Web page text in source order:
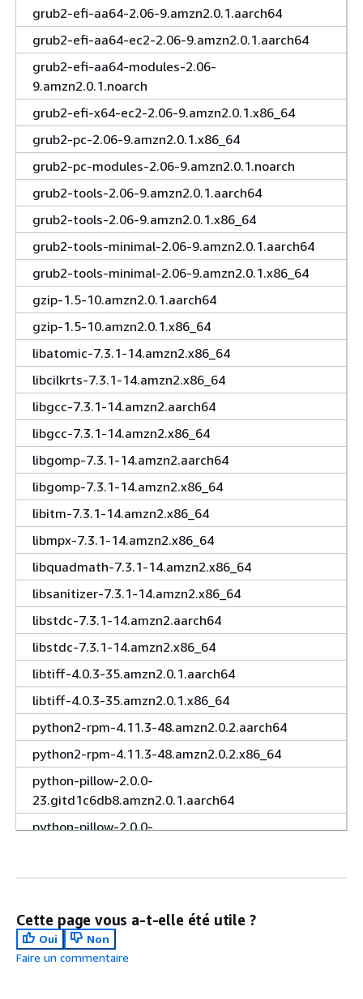
grub2-efi-aa64-2.06-9.amzn2.0.1.aarch64
grub2-efi-aa64-ec2-2.06-9.amzn2.0.1.aarch64
grub2-efi-aa64-modules-2.06-
9.amzn2.0.1.noarch
grub2-efi-x64-ec2-2.06-9.amzn2.0.1.x86_64
grub2-pc-2.06-9.amzn2.0.1.x86_64
grub2-pc-modules-2.06-9.amzn2.0.1.noarch
grub2-tools-2.06-9.amzn2.0.1.aarch64
grub2-tools-2.06-9.amzn2.0.1.x86_64
grub2-tools-minimal-2.06-9.amzn2.0.1.aarch64
grub2-tools-minimal-2.06-9.amzn2.0.1.x86_64
gzip-1.5-10.amzn2.0.1.aarch64
gzip-1.5-10.amzn2.0.1.x86_64
libatomic-7.3.1-14.amzn2.x86_64
libcilkrts-7.3.1-14.amzn2.x86_64
libgcc-7.3.1-14.amzn2.aarch64
libgcc-7.3.1-14.amzn2.x86_64
libgomp-7.3.1-14.amzn2.aarch64
libgomp-7.3.1-14.amzn2.x86_64
libitm-7.3.1-14.amzn2.x86_64
libmpx-7.3.1-14.amzn2.x86_64
libquadmath-7.3.1-14.amzn2.x86_64
libsanitizer-7.3.1-14.amzn2.x86_64
libstdc-7.3.1-14.amzn2.aarch64
libstdc-7.3.1-14.amzn2.x86_64
libtiff-4.0.3-35.amzn2.0.1.aarch64
libtiff-4.0.3-35.amzn2.0.1.x86_64
python2-rpm-4.11.3-48.amzn2.0.2.aarch64
python2-rpm-4.11.3-48.amzn2.0.2.x86_64
python-pillow-2.0.0-
23.gitd1c6db8.amzn2.0.1.aarch64
python-pillow-2.0.0-
rpm-build-libs-4.11.3-48.amzn2.0.2.aarch64
rpm-build-libs-4.11.3-48.amzn2.0.2.x86_64
Cette page vous a-t-elle été utile ?
Oui
Non
Faire un commentaire